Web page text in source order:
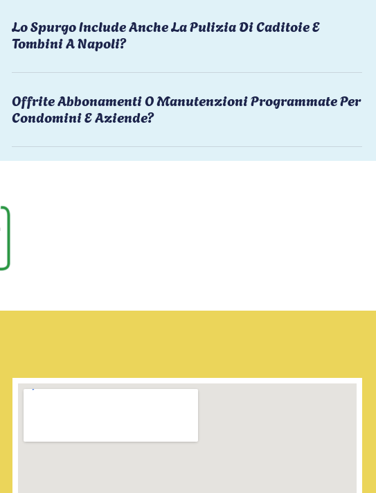
Lo Spurgo Include Anche La Pulizia Di Caditoie E
Tombini A Napoli?
Offrite Abbonamenti O Manutenzioni Programmate Per
Condomini E Aziende?